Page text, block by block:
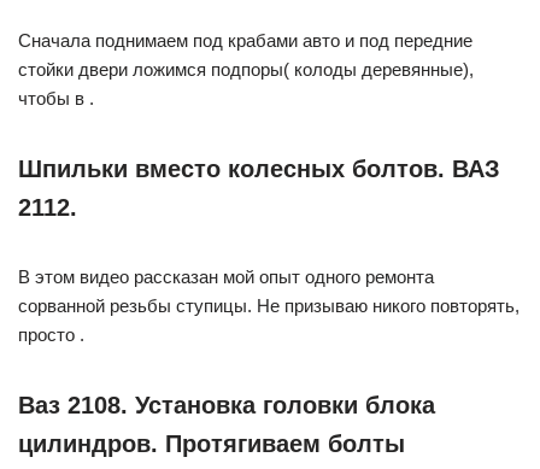
Сначала поднимаем под крабами авто и под передние
стойки двери ложимся подпоры( колоды деревянные),
чтобы в .
Шпильки вместо колесных болтов. ВАЗ
2112.
В этом видео рассказан мой опыт одного ремонта
сорванной резьбы ступицы. Не призываю никого повторять,
просто .
Ваз 2108. Установка головки блока
цилиндров. Протягиваем болты